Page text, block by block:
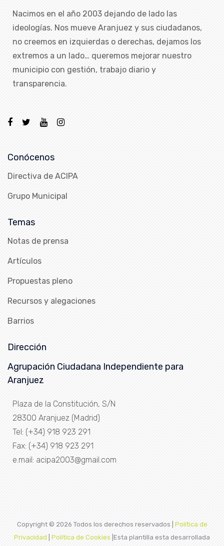
Nacimos en el año 2003 dejando de lado las
ideologías. Nos mueve Aranjuez y sus ciudadanos,
no creemos en izquierdas o derechas, dejamos los
extremos a un lado… queremos mejorar nuestro
municipio con gestión, trabajo diario y
transparencia.
Conócenos
Directiva de ACIPA
Grupo Municipal
Temas
Notas de prensa
Artículos
Propuestas pleno
Recursos y alegaciones
Barrios
Dirección
Agrupación Ciudadana Independiente para
Aranjuez
Plaza de la Constitución, S/N
28300 Aranjuez (Madrid)
Tel: (+34) 918 923 291
Fax: (+34) 918 923 291
e.mail: acipa2003@gmail.com
Copyright © 2026 Todos los derechos reservados | Política de
Privacidad
Política de Cookies |Esta plantilla esta desarrollada